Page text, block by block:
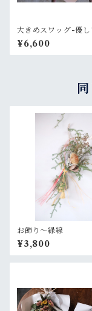
大きめスワッグ-優し
¥6,600
お飾り〜緑線
¥3,800